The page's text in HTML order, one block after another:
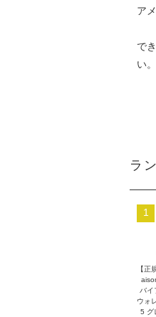
ア
で
い。
ラ
1
【正
バイ
ウォ
5 グ